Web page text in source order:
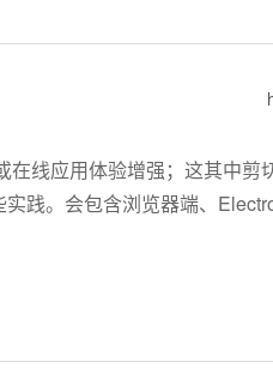
线应用体验增强；这其中剪
践。会包含浏览器端、